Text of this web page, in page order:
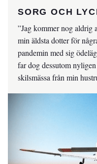
SORG OCH
”Jag kommer nog aldrig
min äldsta dotter för
pandemin med sig
far dog dessutom
skilsmässa från min